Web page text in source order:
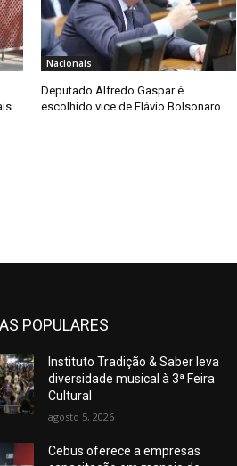
Nacionais
Deputado Alfredo Gaspar é
escolhido vice de Flávio Bolsonaro
POPULARES
Instituto Tradição & Saber leva
diversidade musical à 3ª Feira
Cultural
agosto 5, 2026
Cebus oferece a empresas